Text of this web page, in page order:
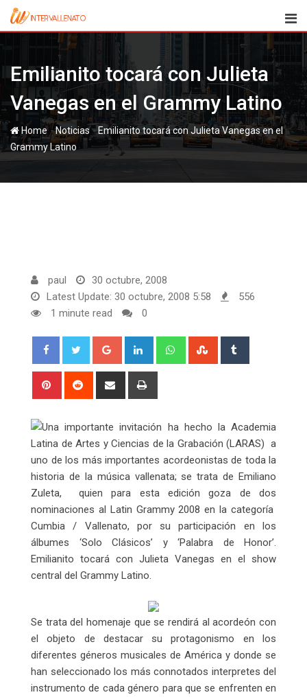
Skip
Emilianito tocará con Julieta
Vanegas en el Grammy Latino
Home-Noticias-Emilianito tocará con Julieta Vanegas en el
Grammy Latino
paul
30 octubre, 2008
Latest Update: 30 octubre, 2008 5:58
556
1 minute read
0
Google+ LinkedIn WhatsappStumbleUpon
Pinterest Reddit
Share
Una importante invitación ha hecho la Academia
Latina de Artes y Ciencias de la Grabación (LARAS) a
uno de los más importantes acordeonistas de toda la
historia de la música vallenata; se trata de Emiliano
Zuleta, quien para esta edición goza de dos
nominaciones al Latin Grammy 2008 en la categoría
Cumbia / Vallenato, por su participación en los
álbumes ‘Solo Clásicos’ y ‘Palabra de Honor’.
Emilianito tocará con Julieta Vanegas en el show
central del Grammy Latino.
Se trata del homenaje que se rendirá al acordeón con
el objeto de destacar su protagonismo en los
diferentes géneros musicales de América y donde se
han seleccionado los más connotados interpretes del
instrumento de cada género para que se enfrenten en